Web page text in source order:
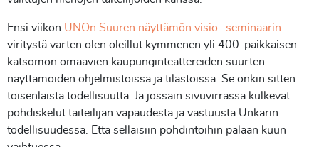
Ensi viikon UNOn Suuren näyttämön visio -seminaarin
viritystä varten olen oleillut kymmenen yli 400-paikkaisen
katsomon omaavien kaupunginteattereiden suurten
näyttämöiden ohjelmistoissa ja tilastoissa. Se onkin sitten
toisenlaista todellisuutta. Ja jossain sivuvirrassa kulkevat
pohdiskelut taiteilijan vapaudesta ja vastuusta Unkarin
todellisuudessa. Että sellaisiin pohdintoihin palaan kuun